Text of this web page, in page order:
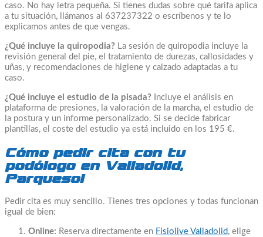
caso. No hay letra pequeña. Si tienes dudas sobre qué tarifa aplica
a tu situación, llámanos al 637237322 o escríbenos y te lo
explicamos antes de que vengas.
¿Qué incluye la quiropodia? La sesión de quiropodia incluye la
revisión general del pie, el tratamiento de durezas, callosidades y
uñas, y recomendaciones de higiene y calzado adaptadas a tu
caso.
¿Qué incluye el estudio de la pisada? Incluye el análisis en
plataforma de presiones, la valoración de la marcha, el estudio de
la postura y un informe personalizado. Si se decide fabricar
plantillas, el coste del estudio ya está incluido en los 195 €.
Cómo pedir cita con tu
podólogo en Valladolid,
Parquesol
Pedir cita es muy sencillo. Tienes tres opciones y todas funcionan
igual de bien:
Online: Reserva directamente en Fisiolive Valladolid, elige